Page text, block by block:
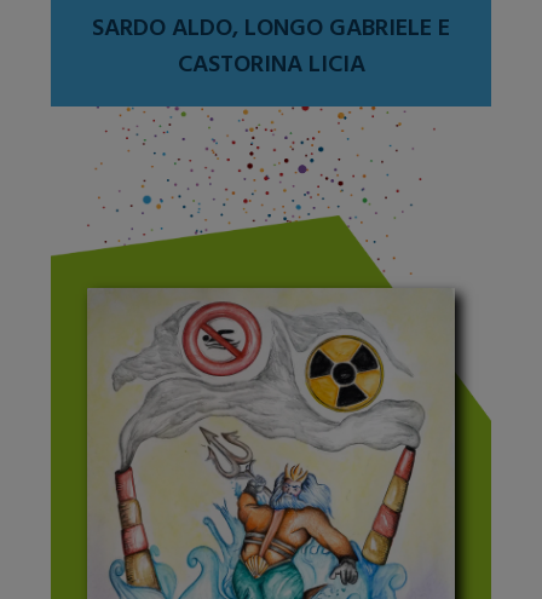
SARDO ALDO, LONGO GABRIELE E
CASTORINA LICIA